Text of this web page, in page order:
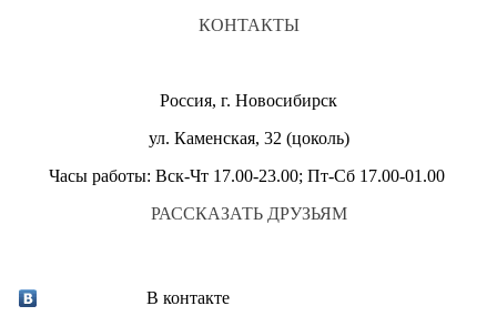
КОНТАКТЫ
Россия, г. Новосибирск
ул. Каменская, 32 (цоколь)
Часы работы: Вск-Чт 17.00-23.00; Пт-Сб 17.00-01.00
РАССКАЗАТЬ ДРУЗЬЯМ
В контакте